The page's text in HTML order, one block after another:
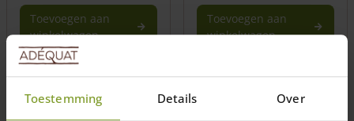
Toestemming Details Over
Toevoegen aan
winkelwagen
Toevoegen aan
winkelwagen